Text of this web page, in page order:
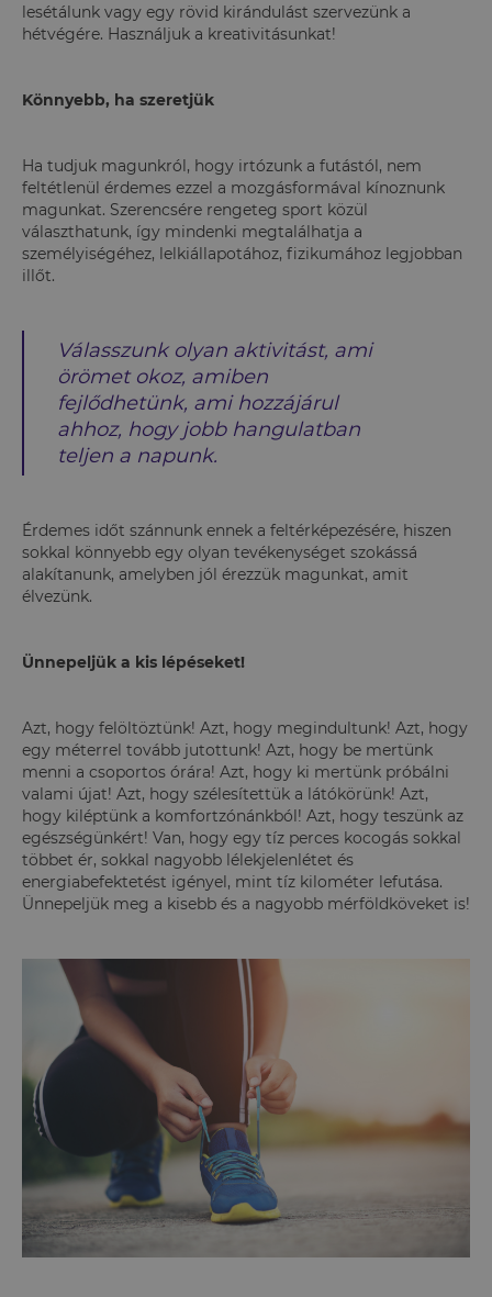
lesétálunk vagy egy rövid kirándulást szervezünk a
hétvégére. Használjuk a kreativitásunkat!
Könnyebb, ha szeretjük
Ha tudjuk magunkról, hogy irtózunk a futástól, nem
feltétlenül érdemes ezzel a mozgásformával kínoznunk
magunkat. Szerencsére rengeteg sport közül
választhatunk, így mindenki megtalálhatja a
személyiségéhez, lelkiállapotához, fizikumához legjobban
illőt.
Válasszunk olyan aktivitást, ami
örömet okoz, amiben
fejlődhetünk, ami hozzájárul
ahhoz, hogy jobb hangulatban
teljen a napunk.
Érdemes időt szánnunk ennek a feltérképezésére, hiszen
sokkal könnyebb egy olyan tevékenységet szokássá
alakítanunk, amelyben jól érezzük magunkat, amit
élvezünk.
Ünnepeljük a kis lépéseket!
Azt, hogy felöltöztünk! Azt, hogy megindultunk! Azt, hogy
egy méterrel tovább jutottunk! Azt, hogy be mertünk
menni a csoportos órára! Azt, hogy ki mertünk próbálni
valami újat! Azt, hogy szélesítettük a látókörünk! Azt,
hogy kiléptünk a komfortzónánkból! Azt, hogy teszünk az
egészségünkért! Van, hogy egy tíz perces kocogás sokkal
többet ér, sokkal nagyobb lélekjelenlétet és
energiabefektetést igényel, mint tíz kilométer lefutása.
Ünnepeljük meg a kisebb és a nagyobb mérföldköveket is!